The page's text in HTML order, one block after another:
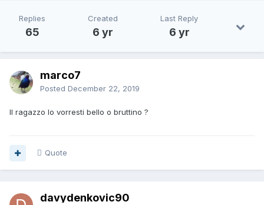
Replies
65
Created
6 yr
Last Reply
6 yr
marco7
Posted December 22, 2019
Il ragazzo lo vorresti bello o bruttino ?
Quote
davydenkovic90